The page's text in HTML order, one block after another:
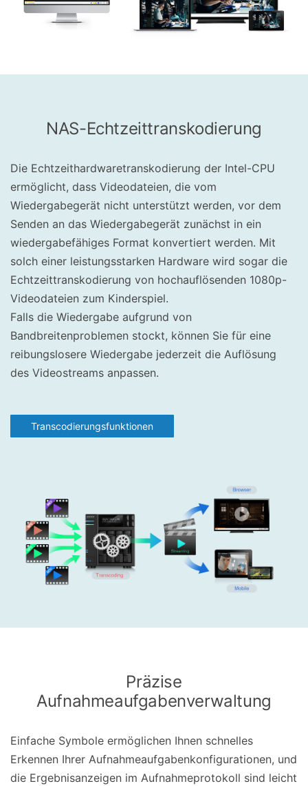
NAS-Echtzeittranskodierung
Die Echtzeithardwaretranskodierung der Intel-CPU
ermöglicht, dass Videodateien, die vom
Wiedergabegerät nicht unterstützt werden, vor dem
Senden an das Wiedergabegerät zunächst in ein
wiedergabefähiges Format konvertiert werden. Mit
solch einer leistungsstarken Hardware wird sogar die
Echtzeittranskodierung von hochauflösenden 1080p-
Videodateien zum Kinderspiel.
Falls die Wiedergabe aufgrund von
Bandbreitenproblemen stockt, können Sie für eine
reibungslosere Wiedergabe jederzeit die Auflösung
des Videostreams anpassen.
Transcodierungsfunktionen
Präzise
Aufnahmeaufgabenverwaltung
Einfache Symbole ermöglichen Ihnen schnelles
Erkennen Ihrer Aufnahmeaufgabenkonfigurationen, und
die Ergebnisanzeigen im Aufnahmeprotokoll sind leicht